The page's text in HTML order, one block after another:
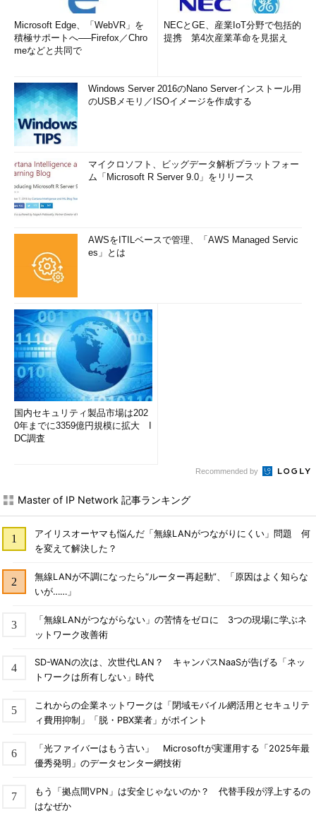
Microsoft Edge、「WebVR」を
積極サポートへ──Firefox／Chro
meなどと共同で
NECとGE、産業IoT分野で包括的
提携 第4次産業革命を見据え
Windows Server 2016のNano Serverインストール用
のUSBメモリ／ISOイメージを作成する
マイクロソフト、ビッグデータ解析プラットフォー
ム「Microsoft R Server 9.0」をリリース
AWSをITILベースで管理、「AWS Managed Servic
es」とは
国内セキュリティ製品市場は202
0年までに3359億円規模に拡大 I
DC調査
Recommended by
Master of IP Network 記事ランキング
アイリスオーヤマも悩んだ「無線LANがつながりにくい」問題 何
を変えて解決した？
無線LANが不調になったら“ルーター再起動”、「原因はよく知らな
いが……」
「無線LANがつながらない」の苦情をゼロに 3つの現場に学ぶネ
ットワーク改善術
SD-WANの次は、次世代LAN？ キャンパスNaaSが告げる「ネッ
トワークは所有しない」時代
これからの企業ネットワークは「閉域モバイル網活用とセキュリテ
ィ費用抑制」「脱・PBX業者」がポイント
「光ファイバーはもう古い」 Microsoftが実運用する「2025年最
優秀発明」のデータセンター網技術
もう「拠点間VPN」は安全じゃないのか？ 代替手段が浮上するの
はなぜか